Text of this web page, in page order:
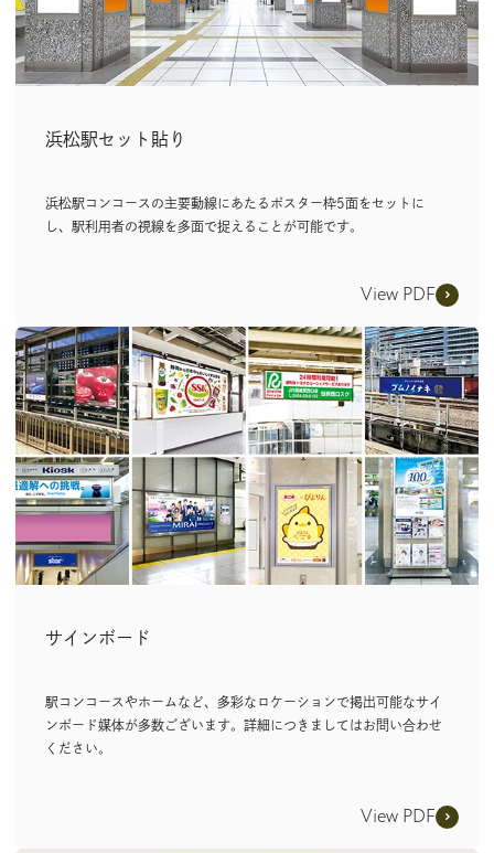
浜松駅セット貼り
浜松駅コンコースの主要動線にあたるポスター枠5面をセットに
し、駅利用者の視線を多面で捉えることが可能です。
View PDF
サインボード
駅コンコースやホームなど、多彩なロケーションで掲出可能なサイ
ンボード媒体が多数ございます。詳細につきましてはお問い合わせ
ください。
View PDF